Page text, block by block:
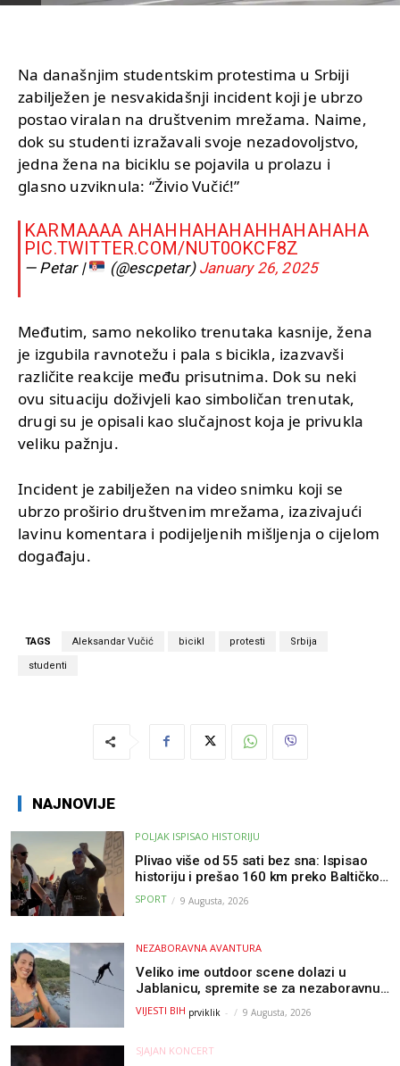
Na današnjim studentskim protestima u Srbiji
zabilježen je nesvakidašnji incident koji je ubrzo
postao viralan na društvenim mrežama. Naime,
dok su studenti izražavali svoje nezadovoljstvo,
jedna žena na biciklu se pojavila u prolazu i
glasno uzviknula: “Živio Vučić!”
KARMAAAA AHAHHAHAHAHHAHAHAHA
PIC.TWITTER.COM/NUT0OKCF8Z
— Petar | (@escpetar) January 26, 2025
Međutim, samo nekoliko trenutaka kasnije, žena
je izgubila ravnotežu i pala s bicikla, izazvavši
različite reakcije među prisutnima. Dok su neki
ovu situaciju doživjeli kao simboličan trenutak,
drugi su je opisali kao slučajnost koja je privukla
veliku pažnju.
Incident je zabilježen na video snimku koji se
ubrzo proširio društvenim mrežama, izazivajući
lavinu komentara i podijeljenih mišljenja o cijelom
događaju.
TAGS Aleksandar Vučić bicikl protesti Srbija
studenti
NAJNOVIJE
POLJAK ISPISAO HISTORIJU
Plivao više od 55 sati bez sna: Ispisao
historiju i prešao 160 km preko Baltičkog
mora – a podvig posvetio djeci oboljeloj
od raka
SPORT 9 Augusta, 2026
NEZABORAVNA AVANTURA
Veliko ime outdoor scene dolazi u
Jablanicu, spremite se za nezaboravnu
avanturu (VIDEO) !
VIJESTI BIH prviklik - 9 Augusta, 2026
SJAJAN KONCERT